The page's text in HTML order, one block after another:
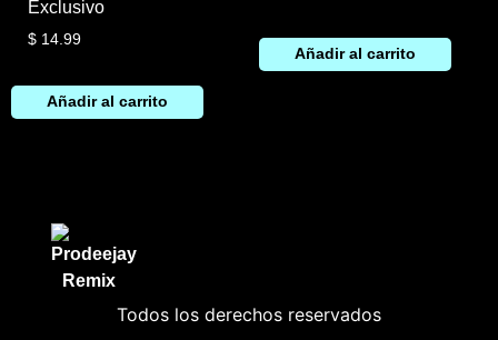
Exclusivo
$ 14.99
Añadir al carrito
Añadir al carrito
Todos los derechos reservados